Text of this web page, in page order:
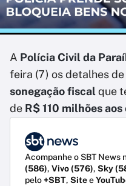
A Polícia Civil da
feira (7) os detalhes
sonegação fiscalque
de R$ 110 milhões
Acompanhe o SBT News
(586), Vivo (576), Sky
pelo+SBT, Sitee